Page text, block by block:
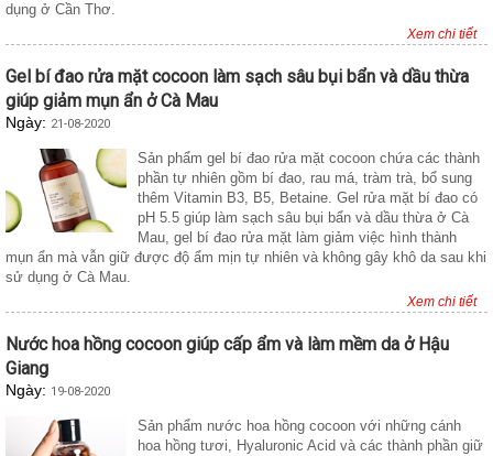
dụng ở Cần Thơ.
Xem chi tiết
Gel bí đao rửa mặt cocoon làm sạch sâu bụi bẩn và dầu thừa
giúp giảm mụn ẩn ở Cà Mau
Ngày: 21-08-2020
Sản phẩm gel bí đao rửa mặt cocoon chứa các thành
phần tự nhiên gồm bí đao, rau má, tràm trà, bổ sung
thêm Vitamin B3, B5, Betaine. Gel rửa mặt bí đao có
pH 5.5 giúp làm sạch sâu bụi bẩn và dầu thừa ở Cà
Mau, gel bí đao rửa mặt làm giảm việc hình thành
mụn ẩn mà vẫn giữ được độ ẩm mịn tự nhiên và không gây khô da sau khi
sử dụng ở Cà Mau.
Xem chi tiết
Nước hoa hồng cocoon giúp cấp ẩm và làm mềm da ở Hậu
Giang
Ngày: 19-08-2020
Sản phẩm nước hoa hồng cocoon với những cánh
hoa hồng tươi, Hyaluronic Acid và các thành phần giữ